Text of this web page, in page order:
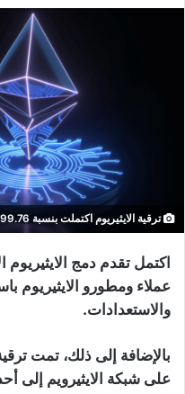
ترقية الايثيريوم اكتملت بنسبة 99.76٪ إليك تاريخ الدمج بالضبط
عملاء ومطورو الايثيريوم
والاستعدادات.
على شبكة الايثيرويم إلى